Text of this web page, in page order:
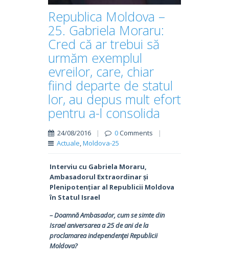
Republica Moldova –
25. Gabriela Moraru:
Cred că ar trebui să
urmăm exemplul
evreilor, care, chiar
fiind departe de statul
lor, au depus mult efort
pentru a-l consolida
24/08/2016 | 0Comments
|
Actuale,Moldova-25
Interviu cu Gabriela Moraru,
Ambasadorul Extraordinar și
Plenipotențiar al Republicii Moldova
în Statul Israel
– Doamnă Ambasador, cum se simte din
Israel aniversarea a 25 de ani de la
proclamarea independenţei Republicii
Moldova?